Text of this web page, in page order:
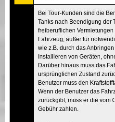
Bei Tour-Kunden sind die
Tanks nach Beendigung der
freiberuflichen
Fahrzeug, außer für
wie z.B. durch das
Installieren von Geräten,
Darüber hinaus muss das
ursprünglichen Zustand
Benutzer muss den
Wenn der Benutzer das
zurückgibt, muss er die vom
Gebühr zahlen.